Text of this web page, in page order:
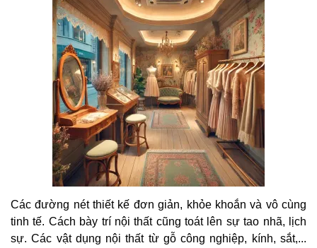
Các đường nét thiết kế đơn giản, khỏe khoắn và vô cùng
tinh tế. Cách bày trí nội thất cũng toát lên sự tao nhã, lịch
sự. Các vật dụng nội thất từ gỗ công nghiệp, kính, sắt,...